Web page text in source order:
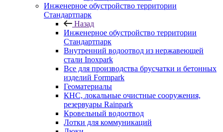
Инженерное обустройство территории
Стандартпарк
Назад
Инженерное обустройство территории
Стандартпарк
Внутренний водоотвод из нержавеющей
стали Inoxpark
Все для производства брусчатки и бетонных
изделий Formpark
Геоматериалы
КНС, локальные очистные сооружения,
резервуары Rainpark
Кровельный водоотвод
Лотки для коммуникаций